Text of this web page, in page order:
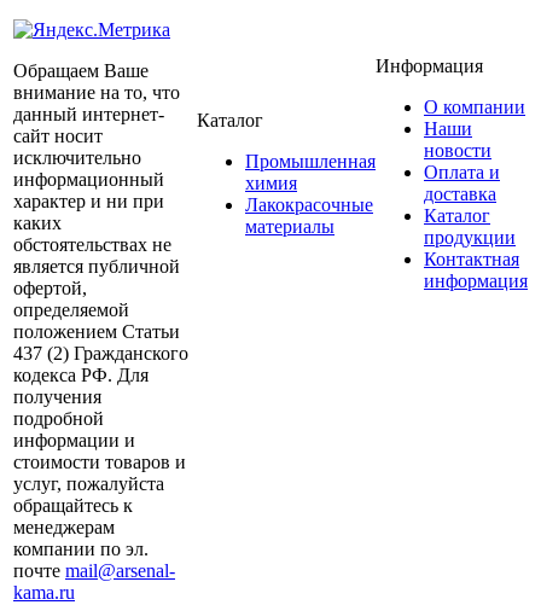
Обращаем Ваше
внимание на то, что
данный интернет-
сайт носит
исключительно
информационный
характер и ни при
каких
обстоятельствах не
является публичной
офертой,
определяемой
положением Статьи
437 (2) Гражданского
кодекса РФ. Для
получения
подробной
информации и
стоимости товаров и
услуг, пожалуйста
обращайтесь к
менеджерам
компании по эл.
почте mail@arsenal-
kama.ru
Каталог
Промышленная
химия
Лакокрасочные
материалы
Информация
О компании
Наши
новости
Оплата и
доставка
Каталог
продукции
Контактная
информация